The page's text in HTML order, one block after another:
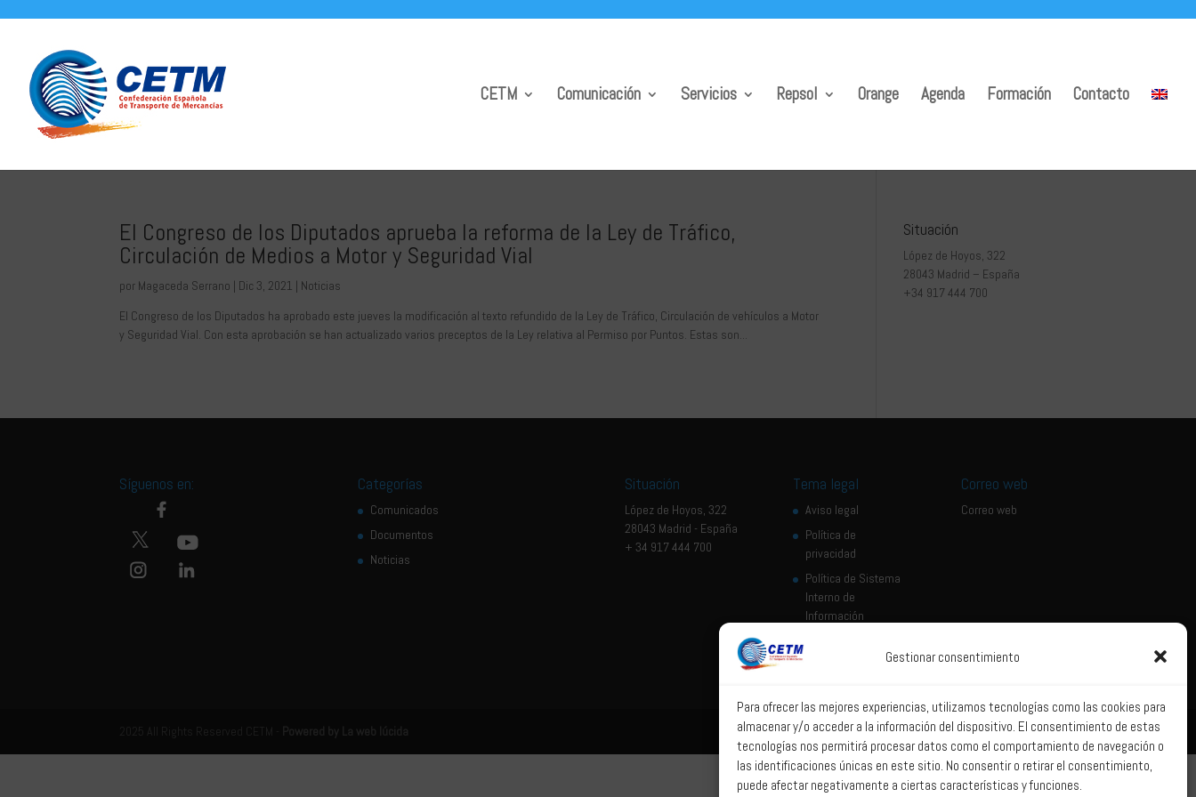
Gestionar consentimiento
Para ofrecer las mejores experiencias, utilizamos tecnologías como las cookies para
almacenar y/o acceder a la información del dispositivo. El consentimiento de estas
tecnologías nos permitirá procesar datos como el comportamiento de navegación o
las identificaciones únicas en este sitio. No consentir o retirar el consentimiento,
puede afectar negativamente a ciertas características y funciones.
CETM Comunicación Servicios Repsol Orange Agenda Formación Contacto
El Congreso de los Diputados aprueba la reforma de la Ley de Tráfico,
Circulación de Medios a Motor y Seguridad Vial
por Magaceda Serrano | Dic 3, 2021 | Noticias
El Congreso de los Diputados ha aprobado este jueves la modificación al texto refundido de la Ley de Tráfico, Circulación de vehículos a Motor
y Seguridad Vial. Con esta aprobación se han actualizado varios preceptos de la Ley relativa al Permiso por Puntos. Estas son...
Situación
López de Hoyos, 322
28043 Madrid – España
+34 917 444 700
Síguenos en: Categorías
Comunicados
Documentos
Noticias
Situación
López de Hoyos, 322
28043 Madrid - España
+ 34 917 444 700
Tema legal
Aviso legal
Política de
privacidad
Política de Sistema
Interno de
Información
Correo web
Correo web